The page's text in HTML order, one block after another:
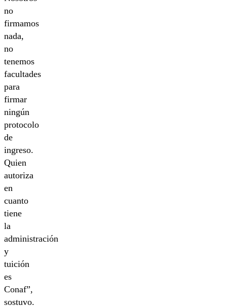
no
firmamos
nada,
no
tenemos
facultades
para
firmar
ningún
protocolo
de
ingreso.
Quien
autoriza
en
cuanto
tiene
la
administración
y
tuición
es
Conaf”,
sostuvo.